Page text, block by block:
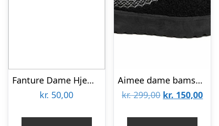
Fanture Dame Hjemmesko – Beige – 40/41
kr. 50,00
Aimee dame bamsestøvler 8909 – Black
kr.299,00 Den
kr. 150,00Den